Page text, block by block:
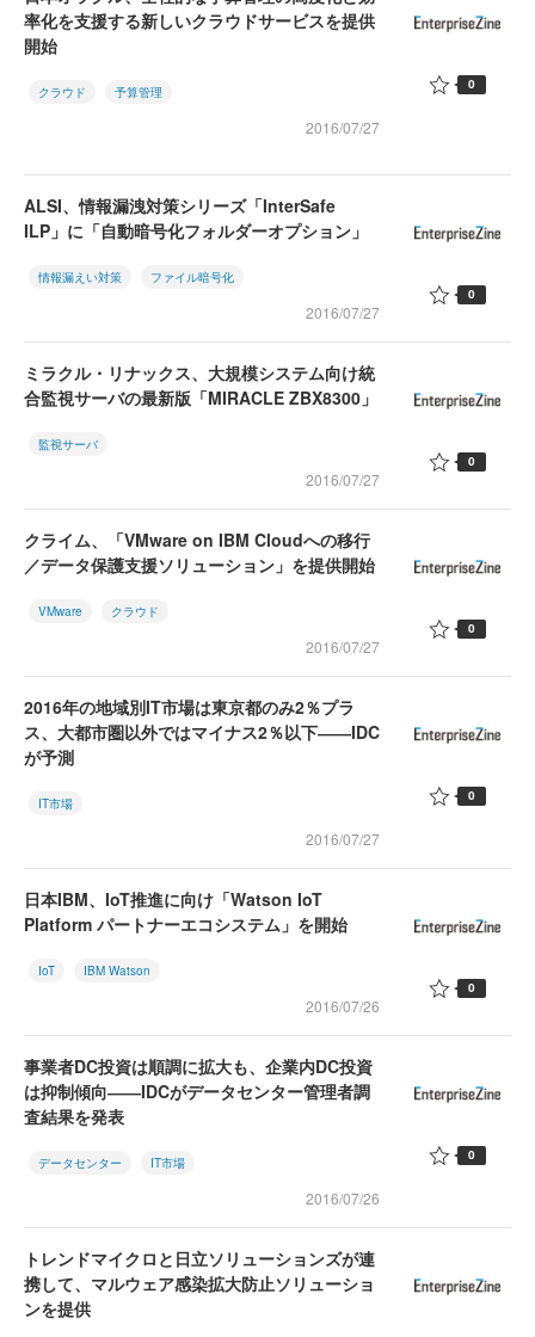
率化を支援する新しいクラウドサービスを提供
開始
クラウド 予算管理
2016/07/27
0
ALSI、情報漏洩対策シリーズ「InterSafe
ILP」に「自動暗号化フォルダーオプション」
情報漏えい対策 ファイル暗号化
2016/07/27
0
ミラクル・リナックス、大規模システム向け統
合監視サーバの最新版「MIRACLE ZBX8300」
監視サーバ
2016/07/27
0
クライム、「VMware on IBM Cloudへの移行
／データ保護支援ソリューション」を提供開始
VMware クラウド
2016/07/27
0
2016年の地域別IT市場は東京都のみ2％プラ
ス、大都市圏以外ではマイナス2％以下――IDC
が予測
IT市場
2016/07/27
0
日本IBM、IoT推進に向け「Watson IoT
Platform パートナーエコシステム」を開始
IoT IBM Watson
2016/07/26
0
事業者DC投資は順調に拡大も、企業内DC投資
は抑制傾向――IDCがデータセンター管理者調
査結果を発表
データセンター IT市場
2016/07/26
0
トレンドマイクロと日立ソリューションズが連
携して、マルウェア感染拡大防止ソリューショ
ンを提供